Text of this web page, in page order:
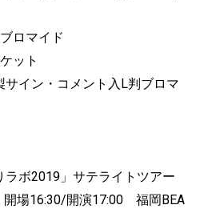
マイド
ト
・コメント入L判ブロマ
ボ2019」サテライトツアー
開場16:30/開演17:00 福岡BEA